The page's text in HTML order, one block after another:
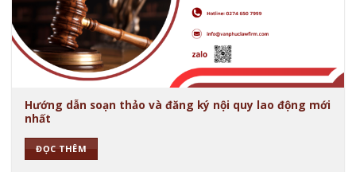
Hướng dẫn soạn thảo và đăng ký nội quy lao động mới
nhất
ĐỌC THÊM